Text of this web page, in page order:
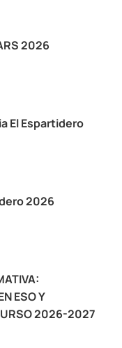
2026
El Espartidero
2026
ESO Y
2026-2027